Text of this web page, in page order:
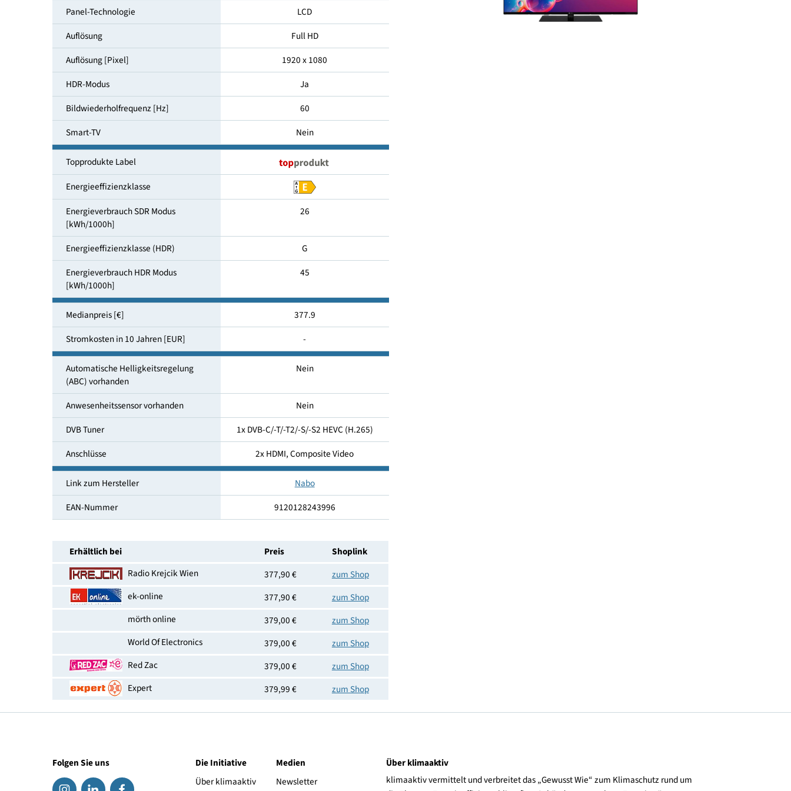
Bildschirmdiagonale [cm]
Panel-Technologie
Auflösung
Full HD
Auflösung [Pixel]
1920 x 1080
HDR-Modus
Ja
Bildwiederholfrequenz [Hz] 60
Smart-TV Nein
Topprodukte Label
Energieeffizienzklasse
Energieverbrauch SDR Modus
[kWh/1000h]
26
Energieeffizienzklasse (HDR)
G
Energieverbrauch HDR Modus
[kWh/1000h]
45
Medianpreis [€]
Stromkosten in 10 Jahren [EUR]
Automatische Helligkeitsregelung
(ABC) vorhanden
Nein
Anwesenheitssensor vorhanden
DVB Tuner
1x DVB-C/-T/-T2/-S/-S2 HEVC (H.265)
Link zum Hersteller
EAN-Nummer
9120128243996
Erhältlich bei Preis
Shoplink
Radio Krejcik Wien
377,90 €
zum Shop
ek-online
377,90 €
zum Shop
mörth online
379,00 €
zum Shop